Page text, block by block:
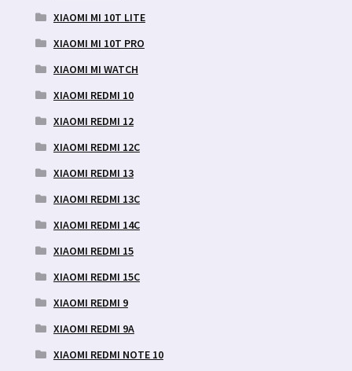
XIAOMI MI 10T LITE
XIAOMI MI 10T PRO
XIAOMI MI WATCH
XIAOMI REDMI 10
XIAOMI REDMI 12
XIAOMI REDMI 12C
XIAOMI REDMI 13
XIAOMI REDMI 13C
XIAOMI REDMI 14C
XIAOMI REDMI 15
XIAOMI REDMI 15C
XIAOMI REDMI 9
XIAOMI REDMI 9A
XIAOMI REDMI NOTE 10